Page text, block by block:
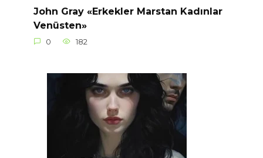
John Gray «Erkekler Marstan Kadınlar
Venüsten»
0 182